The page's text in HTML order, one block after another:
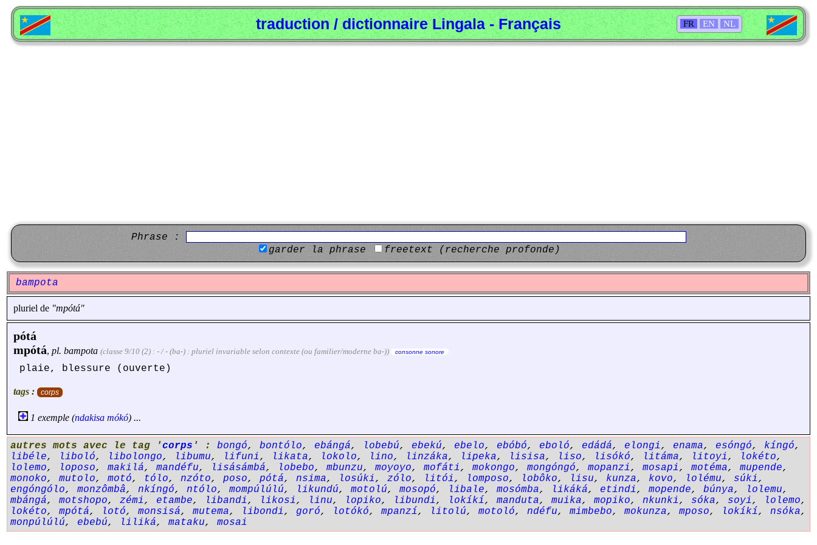
FR EN NL
traduction / dictionnaire Lingala - Français
Phrase :
garder la phrase
freetext (recherche profonde)
bampota
pluriel de "mpótá"
pótá
mpótá, pl. bampota (classe 9/10 (2) : - / - (ba-) : pluriel invariable selon contexte (ou familier/moderne ba-)) consonne sonore
plaie, blessure (ouverte)
tags : corps
1 exemple (ndakisa mókó) ...
autres mots avec le tag 'corps ' : bongó, bontólo, ebángá, lobebú, ebekú, ebelo, ebóbó, eboló, edádá, elongi, enama, esóngó, kíngó,
libéle, liboló, libolongo, libumu, lifuni, likata, lokolo, lino, linzáka, lipeka, lisisa, liso, lisókó, litáma, litoyi, lokéto,
lolemo, loposo, makilá, mandéfu, lisásámbá, lobebo, mbunzu, moyoyo, mofáti, mokongo, mongóngó, mopanzi, mosapi, motéma, mupende,
monoko, mutolo, motó, tólo, nzóto, poso, pótá, nsima, losúki, zólo, litói, lomposo, lobôko, lisu, kunza, kovo, lolému, súki,
engóngólo, monzômbâ, nkíngó, ntólo, mompúlúlú, likundú, motolú, mosopó, libale, mosómba, likáká, etindi, mopende, búnya, lolemu,
mbángá, motshopo, zémi, etambe, libandi, likosi, linu, lopiko, libundi, lokíkí, manduta, muika, mopiko, nkunki, sóka, soyi, lolemo,
lokéto, mpótá, lotó, monsisá, mutema, libondi, goró, lotókó, mpanzí, litolú, motoló, ndéfu, mimbebo, mokunza, mposo, lokíkí, nsóka,
monpúlúlú, ebebú, liliká, mataku, mosai